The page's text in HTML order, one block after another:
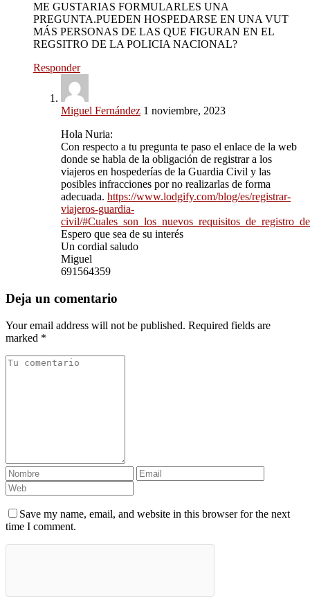
ME GUSTARIAS FORMULARLES UNA
PREGUNTA.PUEDEN HOSPEDARSE EN UNA VUT
MÁS PERSONAS DE LAS QUE FIGURAN EN EL
REGSITRO DE LA POLICIA NACIONAL?
Responder
Miguel Fernández 1 noviembre, 2023
Hola Nuria:
Con respecto a tu pregunta te paso el enlace de la web
donde se habla de la obligación de registrar a los
viajeros en hospederías de la Guardia Civil y las
posibles infracciones por no realizarlas de forma
adecuada. https://www.lodgify.com/blog/es/registrar-
viajeros-guardia-
civil/
Espero que sea de su interés
Un cordial saludo
Miguel
691564359
Deja un comentario
Your email address will not be published. Required fields are
marked *
Save my name, email, and website in this browser for the next
time I comment.